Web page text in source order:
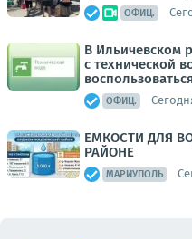
ОФИЦ.
В Ильичевском
с технической
ОФИЦ.
ЕМКОСТИ ДЛЯ
РАЙОНЕ
МАРИУПОЛЬ